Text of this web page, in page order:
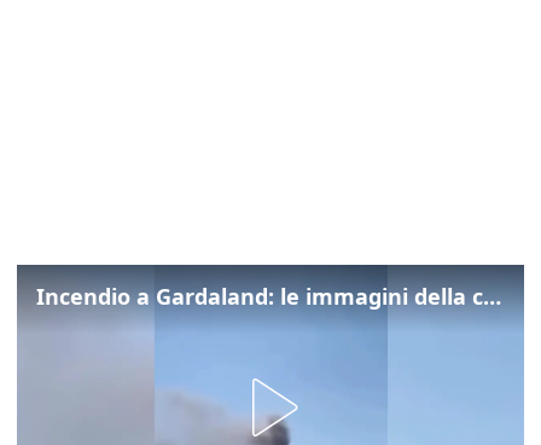
Incendio a Gardaland: le immagini della colonna di fumo